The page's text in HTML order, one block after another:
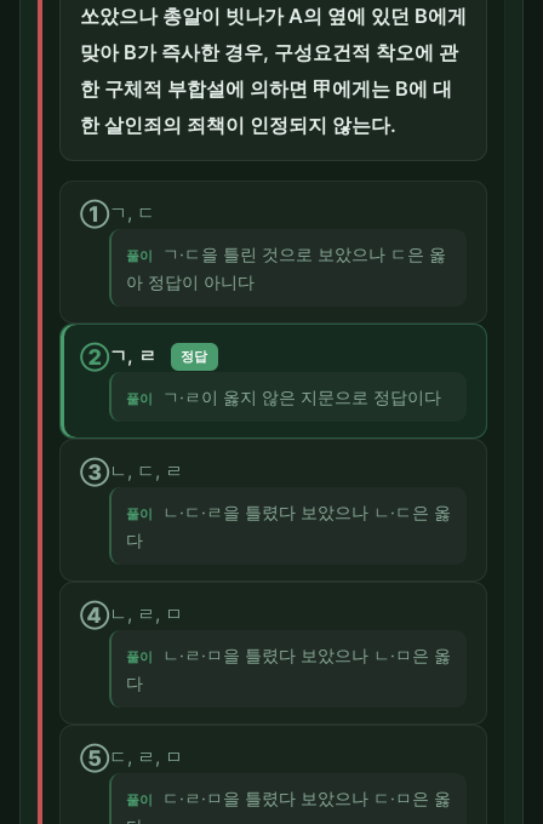
쏘았으나 총알이 빗나가 A의 옆에 있던 B에게
맞아 B가 즉사한 경우, 구성요건적 착오에 관
한 구체적 부합설에 의하면 甲에게는 B에 대
한 살인죄의 죄책이 인정되지 않는다.
①ㄱ, ㄷ
풀이
ㄱ·ㄷ을 틀린 것으로 보았으나 ㄷ은 옳
아 정답이 아니다
②ㄱ, ㄹ 정답
풀이 ㄱ·ㄹ이 옳지 않은 지문으로 정답이다
③ㄴ, ㄷ, ㄹ
풀이
ㄴ·ㄷ·ㄹ을 틀렸다 보았으나 ㄴ·ㄷ은 옳
다
④ㄴ, ㄹ, ㅁ
풀이
ㄴ·ㄹ·ㅁ을 틀렸다 보았으나 ㄴ·ㅁ은 옳
다
⑤ㄷ, ㄹ, ㅁ
풀이
ㄷ·ㄹ·ㅁ을 틀렸다 보았으나 ㄷ·ㅁ은 옳